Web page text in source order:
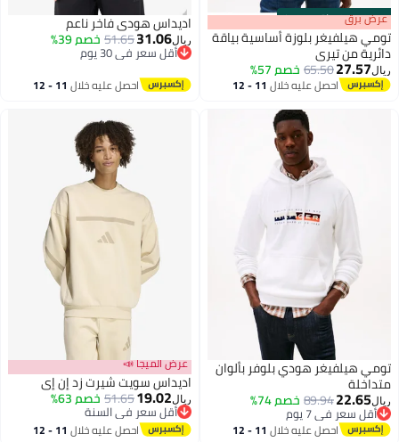
00m:00s
·باقي 100% عرض برق
تومي هيلفيغر بلوزة أساسية بياقة
دائرية من تيري
ريال27.57
65.50خصم 57%
احصل عليه خلال 11 - 12
2
اديداس هودي فاخر ناعم
ريال31.06
51.65خصم 39%
أقل سعر في 30 يوم
أقل سعر في 30 يوم
احصل عليه خلال 11 - 12
تومي هيلفيغر هودي بلوفر بألوان
متداخلة
ريال22.65
89.94خصم 74%
أقل سعر في 7 يوم
أقل سعر في 7 يوماحصل عليه خلال 11 - 12
عرض الميجا 📣
اديداس سويت شيرت زد إن إي
ريال19.02
51.65خصم 63%
أقل سعر في السنة
أقل سعر في السنة
احصل عليه خلال 11 - 12